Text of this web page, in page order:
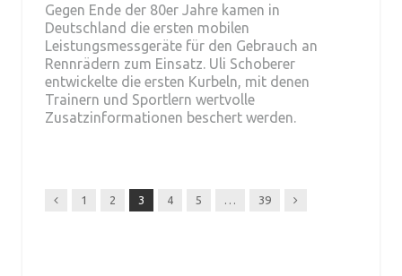
Gegen Ende der 80er Jahre kamen in
Deutschland die ersten mobilen
Leistungsmessgeräte für den Gebrauch an
Rennrädern zum Einsatz. Uli Schoberer
entwickelte die ersten Kurbeln, mit denen
Trainern und Sportlern wertvolle
Zusatzinformationen beschert werden.
Previous
1 2 3 4 5 39 Next